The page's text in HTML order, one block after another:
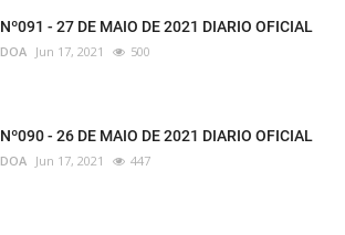
Nº091 - 27 DE MAIO DE 2021 DIARIO OFICIAL
DOA Jun 17, 2021 500
Nº090 - 26 DE MAIO DE 2021 DIARIO OFICIAL
DOA Jun 17, 2021 447